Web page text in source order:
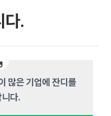
다.
많은 기업에 잔디를
다.